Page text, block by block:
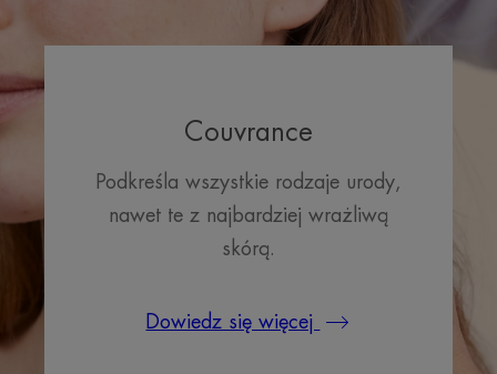
Couvrance
Podkreśla wszystkie rodzaje urody,
nawet te z najbardziej wrażliwą
skórą.
Dowiedz się więcej